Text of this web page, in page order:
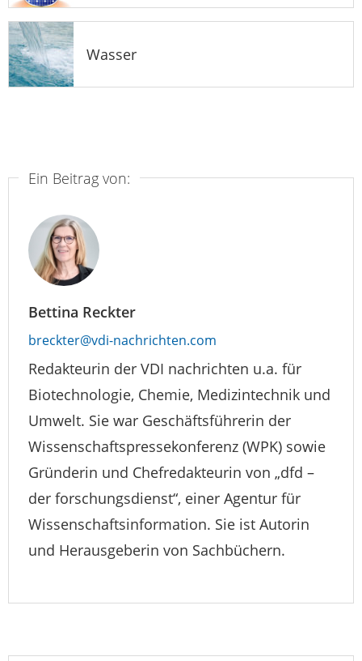
Wasser
Ein Beitrag von:
Bettina Reckter
breckter@vdi-nachrichten.com
Redakteurin der VDI nachrichten u.a. für
Biotechnologie, Chemie, Medizintechnik und
Umwelt. Sie war Geschäftsführerin der
Wissenschaftspressekonferenz (WPK) sowie
Gründerin und Chefredakteurin von „dfd –
der forschungsdienst“, einer Agentur für
Wissenschaftsinformation. Sie ist Autorin
und Herausgeberin von Sachbüchern.